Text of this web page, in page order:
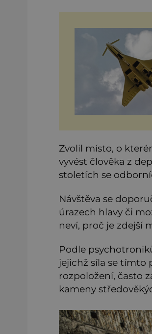
Zvolil místo, o
vyvést člověka z
stoletích se
Návštěva se
úrazech hlavy či
neví, proč je zdejší
Podle
jejichž síla se tímto
rozpoložení, často
kameny